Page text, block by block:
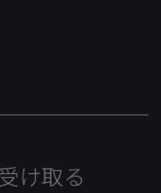
け取る